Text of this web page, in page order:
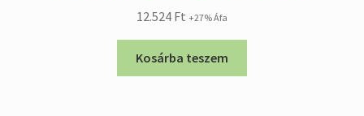
12.524 Ft +27% Áfa
Kosárba teszem